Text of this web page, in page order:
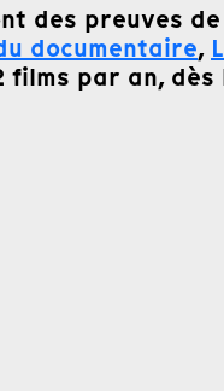
des preuves
documentaire,
films par an,